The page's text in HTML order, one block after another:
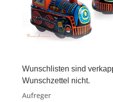
Wunschlisten sind
Wunschzettel nicht.
Aufreger